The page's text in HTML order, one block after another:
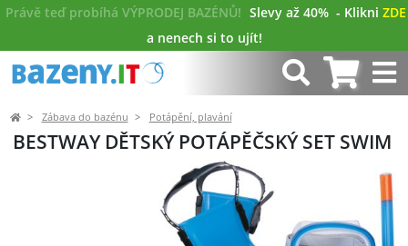
Právě teď probíhá VÝPRODEJ BAZÉNŮ! Slevy až 40% - Klikni ZDE
a nenech si to ujít!
Zábava do bazénu Potápění, plavání
BESTWAY DĚTSKÝ POTÁPĚČSKÝ SET SWIM